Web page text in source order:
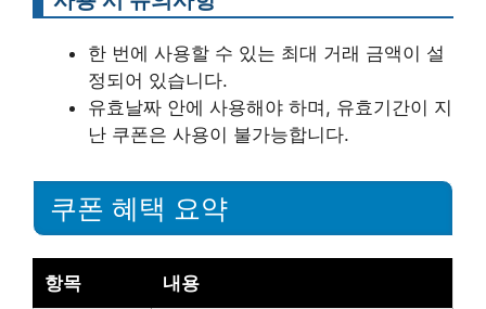
한 번에 사용할 수 있는 최대 거래 금액이 설
정되어 있습니다.
유효날짜 안에 사용해야 하며, 유효기간이 지
난 쿠폰은 사용이 불가능합니다.
쿠폰 혜택 요약
항목 내용